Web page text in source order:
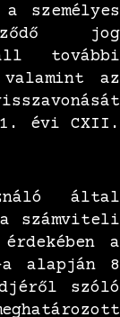
személyes
jog
további
az
évi CXII.
által
a számviteli
a
alapján 8
szóló